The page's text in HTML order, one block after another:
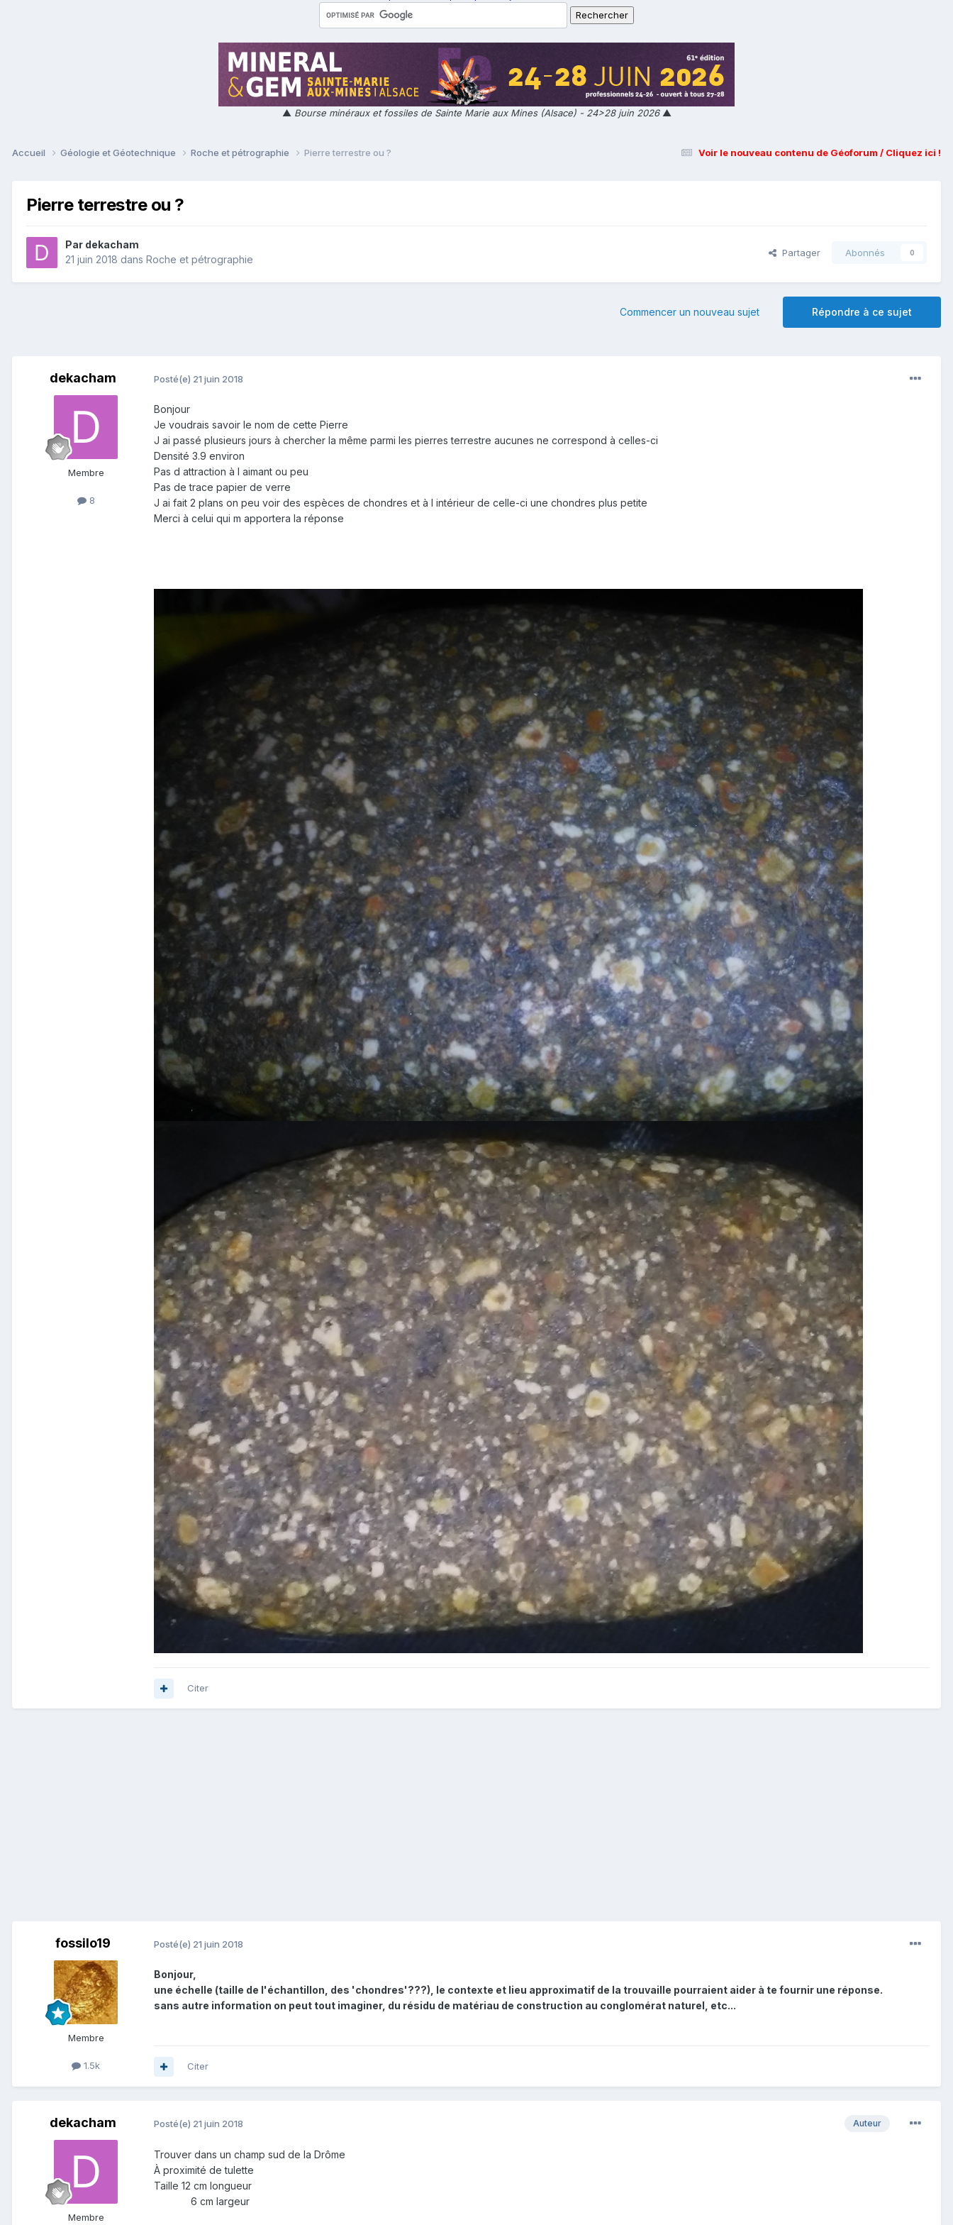
▲ Bourse minéraux et fossiles de Sainte Marie aux Mines (Alsace) - 24>28 juin 2026▲
Voir le nouveau contenu de Géoforum / Cliquez ici !
Accueil Géologie et Géotechnique Roche et pétrographie Pierre terrestre ou ?
Pierre terrestre ou ?
Par dekacham
21 juin 2018 dans Roche et pétrographie
Partager Abonnés 0
Répondre à ce sujet
Commencer un nouveau sujet
dekacham
Membre
8
Posté(e) 21 juin 2018
Bonjour
Je voudrais savoir le nom de cette Pierre
J ai passé plusieurs jours à chercher la même parmi les pierres terrestre aucunes ne correspond à celles-ci
Densité 3.9 environ
Pas d attraction à l aimant ou peu
Pas de trace papier de verre
J ai fait 2 plans on peu voir des espèces de chondres et à l intérieur de celle-ci une chondres plus petite
Merci à celui qui m apportera la réponse
Citer
fossilo19
Membre
1.5k
Posté(e) 21 juin 2018
Bonjour,
une échelle (taille de l'échantillon, des 'chondres'???), le contexte et lieu approximatif de la trouvaille pourraient aider à te fournir une réponse.
sans autre information on peut tout imaginer, du résidu de matériau de construction au conglomérat naturel, etc...
Citer
dekacham
Membre
Auteur
Posté(e) 21 juin 2018
Trouver dans un champ sud de la Drôme
À proximité de tulette
Taille 12 cm longueur
6 cm largeur